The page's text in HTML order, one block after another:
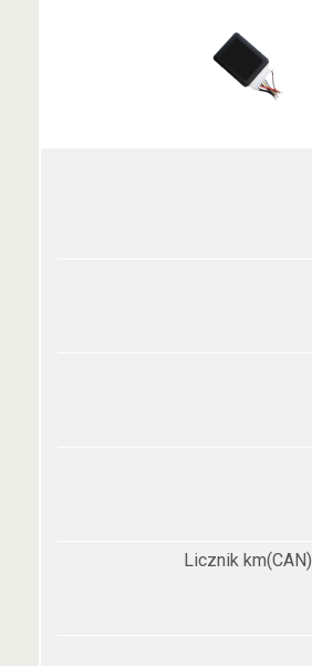
Licznik km(CAN)